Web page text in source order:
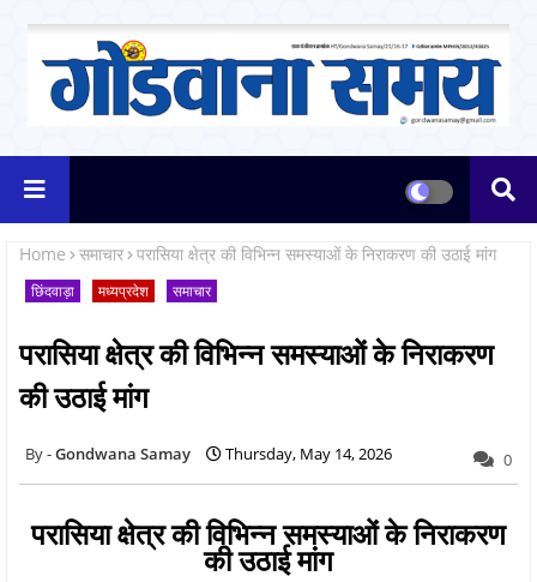
Home समाचार परासिया क्षेत्र की विभिन्न समस्याओं के निराकरण की उठाई मांग
छिंदवाड़ा मध्यप्रदेश समाचार
परासिया क्षेत्र की विभिन्न समस्याओं के निराकरण
की उठाई मांग
Gondwana Samay Thursday, May 14, 2026 0
परासिया क्षेत्र की विभिन्न समस्याओं के निराकरण
की उठाई मांग